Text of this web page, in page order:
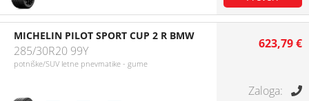
MICHELIN PILOT SPORT CUP 2 R BMW
285/30R20 99Y
potniške/SUV letne pnevmatike - gume
623,79 €